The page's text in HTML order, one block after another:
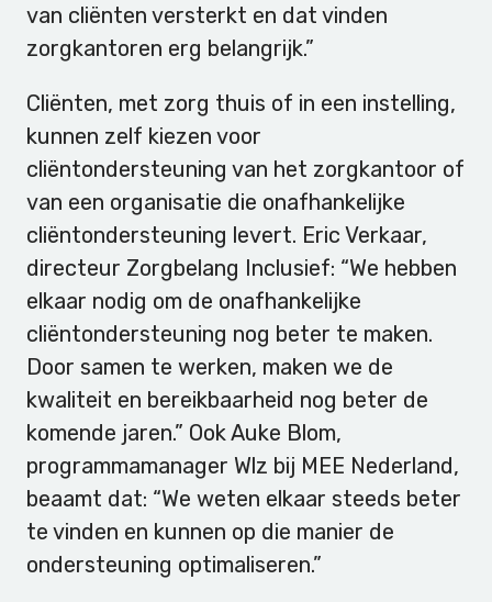
van cliënten versterkt en dat vinden
zorgkantoren erg belangrijk.”
Cliënten, met zorg thuis of in een instelling,
kunnen zelf kiezen voor
cliëntondersteuning van het zorgkantoor of
van een organisatie die onafhankelijke
cliëntondersteuning levert. Eric Verkaar,
directeur Zorgbelang Inclusief: “We hebben
elkaar nodig om de onafhankelijke
cliëntondersteuning nog beter te maken.
Door samen te werken, maken we de
kwaliteit en bereikbaarheid nog beter de
komende jaren.” Ook Auke Blom,
programmamanager Wlz bij MEE Nederland,
beaamt dat: “We weten elkaar steeds beter
te vinden en kunnen op die manier de
ondersteuning optimaliseren.”